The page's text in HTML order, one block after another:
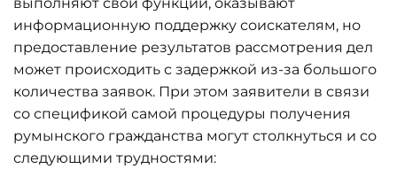
информационную поддержку соискателям, но
предоставление результатов рассмотрения дел
может происходить с задержкой из-за большого
количества заявок. При этом заявители в связи
со спецификой самой процедуры получения
румынского гражданства могут столкнуться и со
следующими трудностями: